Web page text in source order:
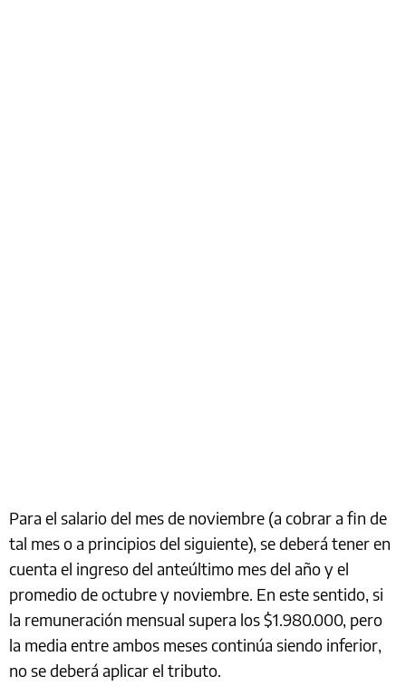
Para el salario del mes de noviembre (a cobrar a fin de
tal mes o a principios del siguiente), se deberá tener en
cuenta el ingreso del anteúltimo mes del año y el
promedio de octubre y noviembre. En este sentido, si
la remuneración mensual supera los $1.980.000, pero
la media entre ambos meses continúa siendo inferior,
no se deberá aplicar el tributo.